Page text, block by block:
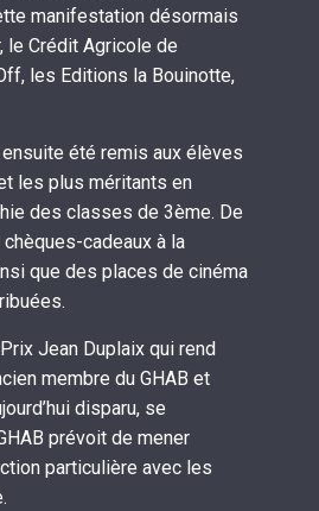
manifestation désormais
le Crédit Agricole de
les Editions la Bouinotte,
été remis aux élèves
les plus méritants en
des classes de 3ème. De
cadeaux à la
que des places de cinéma
Prix Jean Duplaix qui rend
membre du GHAB et
disparu, se
prévoit de mener
particulière avec les